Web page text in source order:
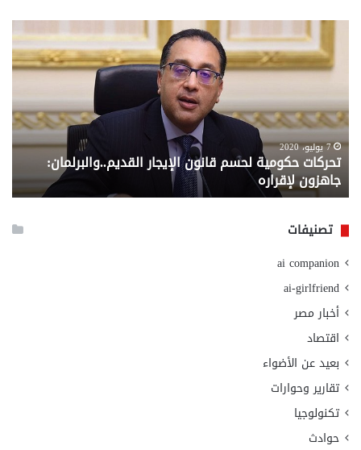
الإيجار القديم..والبرلمان:
المطلقة
..
إليك
المستندات
المطلوبة
وزارة
الاجتماعي
معاش المطلقة .. إليك
وزارة التضامن الاجتماعي
تصنيفات
ai companion
ai-girlfriend
أخبار مصر
اقتصاد
بعيد عن الأضواء
تقارير وحوارات
تكنولوجيا
حوادث